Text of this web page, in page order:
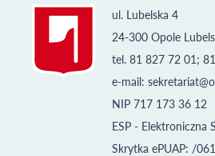
ul. Lubelska 4
24-300 Opole
tel. 81 827 72 01;
e-mail:
NIP 717 173 36 12
ESP - Elektroniczna
Skrytka ePUAP: /